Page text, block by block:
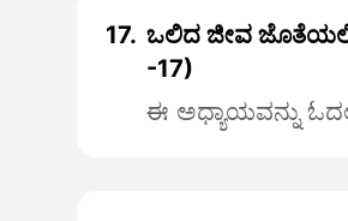
17. ಒಲಿದ ಜೀವ
-17)
ಈ ಅಧ್ಯಾಯವನ್ನು